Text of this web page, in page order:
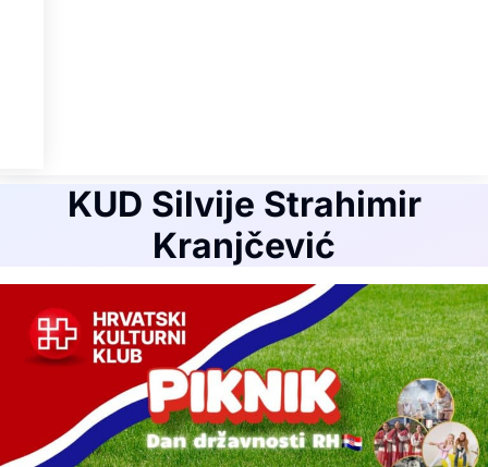
KUD Silvije Strahimir
Kranjčević